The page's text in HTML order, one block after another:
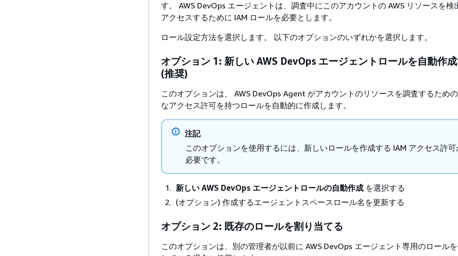
す。 AWS DevOps エージェントは、調査中にこのアカウントの AWS リソースを検
アクセスするために IAM ロールを必要とします。
ロール設定方法を選択します。 以下のオプションのいずれかを選択します。
オプション 1: 新しい AWS DevOps エージェントロールを自動作
(推奨)
このオプションは、 AWS DevOps Agent がアカウントのリソースを調査するため
なアクセス許可を持つロールを自動的に作成します。
注記
このオプションを使用するには、新しいロールを作成する IAM アクセス許可
必要です。
新しい AWS DevOps エージェントロールの自動作成 を選択する
(オプション) 作成するエージェントスペースロール名を更新する
オプション 2: 既存のロールを割り当てる
このオプションは、別の管理者が以前に AWS DevOps エージェント専用のロール